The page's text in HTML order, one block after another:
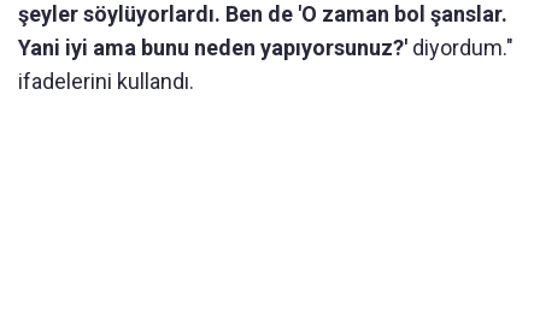
şeyler söylüyorlardı. Ben de 'O zaman bol şanslar.
Yani iyi ama bunu neden yapıyorsunuz?' diyordum."
ifadelerini kullandı.